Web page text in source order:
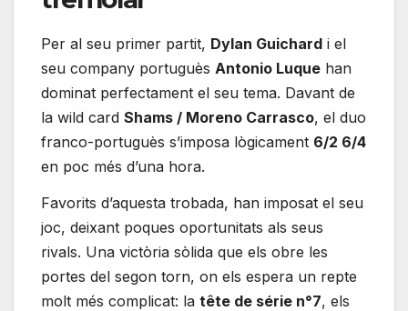
Per al seu primer partit, Dylan Guichard i el
seu company portuguès Antonio Luque han
dominat perfectament el seu tema. Davant de
la wild card Shams / Moreno Carrasco, el duo
franco-portuguès s’imposa lògicament 6/2 6/4
en poc més d’una hora.
Favorits d’aquesta trobada, han imposat el seu
joc, deixant poques oportunitats als seus
rivals. Una victòria sòlida que els obre les
portes del segon torn, on els espera un repte
molt més complicat: la tête de série n°7, els